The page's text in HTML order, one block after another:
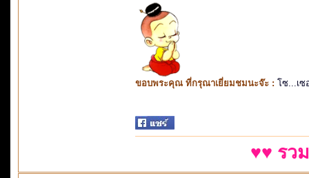
ขอบพระคุณ ที่กรุณาเยี่ยมชมนะจ๊ะ : โซ...เซ
♥♥ รว